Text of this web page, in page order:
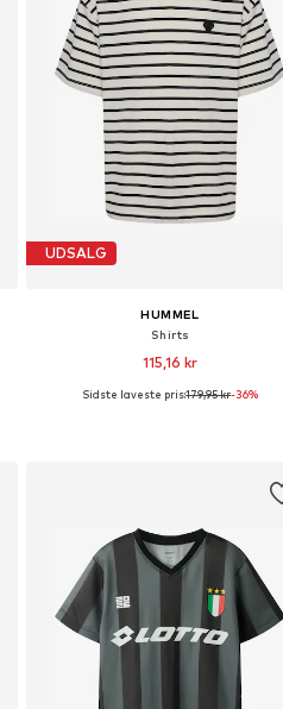
UDSALG
HUMMEL
Shirts
115,16 kr
Fås i mange størrelser
Sidste laveste pris:179,95 kr-36%